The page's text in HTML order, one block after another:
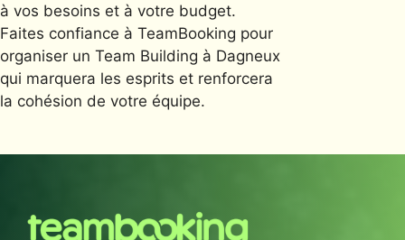
à vos besoins et à votre budget.
Faites confiance à TeamBooking pour
organiser un Team Building à Dagneux
qui marquera les esprits et renforcera
la cohésion de votre équipe.